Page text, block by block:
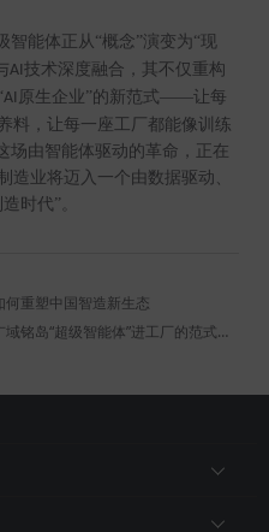
智能体正从“概念”演变为“现
AI技术深度融合，其不仅重构
AI 原生企业”的新范式——让每
料，让每一座工厂都能像训练
场由智能体驱动的革命，正在
造业将迈入一个由数据驱动、
时代”。
何重塑中国智造新生态
下一篇：AI智能系统重构中国制造：广域铭岛“超级智能体”进工厂的范式革命